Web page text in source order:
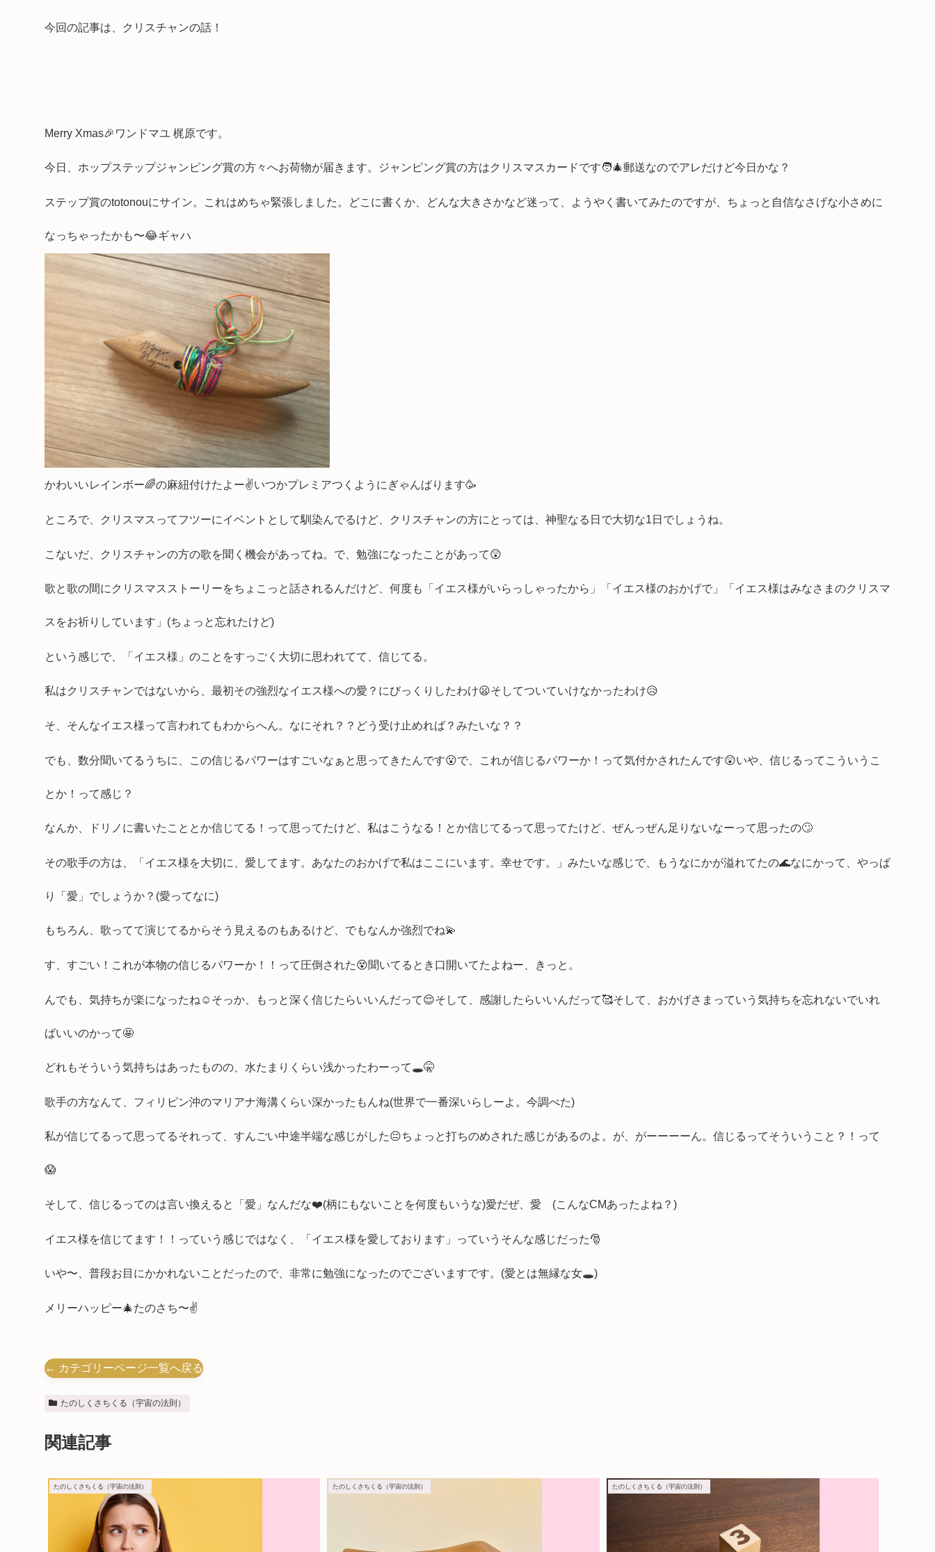
今回の記事は、クリスチャンの話！
Merry Xmas🎉ワンドマユ 梶原です。
今日、ホップステップジャンピング賞の方々へお荷物が届きます。ジャンピング賞の方はクリスマスカードです🧑‍🎄郵送なのでアレだけど今日かな？
ステップ賞のtotonouにサイン。これはめちゃ緊張しました。どこに書くか、どんな大きさかなど迷って、ようやく書いてみたのですが、ちょっと自信なさげな小さめに
なっちゃったかも〜😂ギャハ
かわいいレインボー🌈の麻紐付けたよー✌️いつかプレミアつくようにぎゃんばります🥳
ところで、クリスマスってフツーにイベントとして馴染んでるけど、クリスチャンの方にとっては、神聖なる日で大切な1日でしょうね。
こないだ、クリスチャンの方の歌を聞く機会があってね。で、勉強になったことがあって😲
歌と歌の間にクリスマスストーリーをちょこっと話されるんだけど、何度も「イエス様がいらっしゃったから」「イエス様のおかげで」「イエス様はみなさまのクリスマ
スをお祈りしています」(ちょっと忘れたけど)
という感じで、「イエス様」のことをすっごく大切に思われてて、信じてる。
私はクリスチャンではないから、最初その強烈なイエス様への愛？にびっくりしたわけ😦そしてついていけなかったわけ😥
そ、そんなイエス様って言われてもわからへん。なにそれ？？どう受け止めれば？みたいな？？
でも、数分聞いてるうちに、この信じるパワーはすごいなぁと思ってきたんです😮で、これが信じるパワーか！って気付かされたんです😲いや、信じるってこういうこ
とか！って感じ？
なんか、ドリノに書いたこととか信じてる！って思ってたけど、私はこうなる！とか信じてるって思ってたけど、ぜんっぜん足りないなーって思ったの🙄
その歌手の方は、「イエス様を大切に、愛してます。あなたのおかげで私はここにいます。幸せです。」みたいな感じで、もうなにかが溢れてたの🌊なにかって、やっぱ
り「愛」でしょうか？(愛ってなに)
もちろん、歌ってて演じてるからそう見えるのもあるけど、でもなんか強烈でね💫
す、すごい！これが本物の信じるパワーか！！って圧倒された😵聞いてるとき口開いてたよねー、きっと。
んでも、気持ちが楽になったね☺️そっか、もっと深く信じたらいいんだって😌そして、感謝したらいいんだって🥰そして、おかげさまっていう気持ちを忘れないでいれ
ばいいのかって🤩
どれもそういう気持ちはあったものの、水たまりくらい浅かったわーって🕳🤫
歌手の方なんて、フィリピン沖のマリアナ海溝くらい深かったもんね(世界で一番深いらしーよ。今調べた)
私が信じてるって思ってるそれって、すんごい中途半端な感じがした😐ちょっと打ちのめされた感じがあるのよ。が、がーーーーん。信じるってそういうこと？！って
😱
そして、信じるってのは言い換えると「愛」なんだな❤️(柄にもないことを何度もいうな)愛だぜ、愛 (こんなCMあったよね？)
イエス様を信じてます！！っていう感じではなく、「イエス様を愛しております」っていうそんな感じだった🎅
いや〜、普段お目にかかれないことだったので、非常に勉強になったのでございますです。(愛とは無縁な女🕳)
メリーハッピー🎄たのさち〜✌️
← カテゴリーページ一覧へ戻る
たのしくさちくる（宇宙の法則）
関連記事
たのしくさちくる（宇宙の法則） たのしくさちくる（宇宙の法則） たのしくさちくる（宇宙の法則）